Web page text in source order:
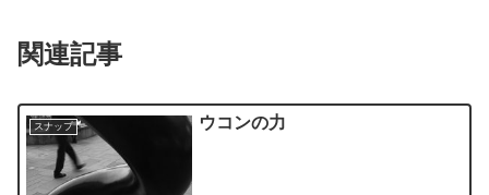
関連記事
スナップ ウコンの力